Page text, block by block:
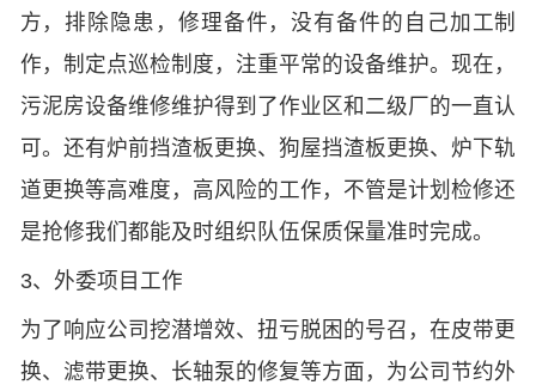
方，排除隐患，修理备件，没有备件的自己加工制
作，制定点巡检制度，注重平常的设备维护。现在，
污泥房设备维修维护得到了作业区和二级厂的一直认
可。还有炉前挡渣板更换、狗屋挡渣板更换、炉下轨
道更换等高难度，高风险的工作，不管是计划检修还
是抢修我们都能及时组织队伍保质保量准时完成。
3、外委项目工作
为了响应公司挖潜增效、扭亏脱困的号召，在皮带更
换、滤带更换、长轴泵的修复等方面，为公司节约外